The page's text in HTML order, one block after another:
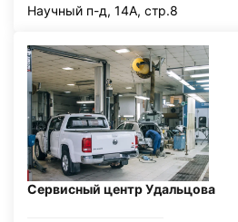
Научный п-д, 14А, стр.8
Сервисный центр Удальцова